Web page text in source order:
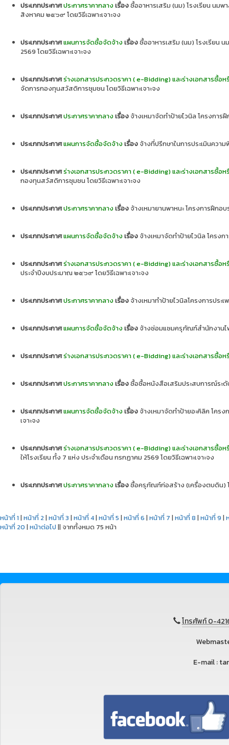
ประเภทประกาศประกาศราคากลางเรื่องซื้ออาหารเสริม (นม) โรงเรียน นม
สิงหาคม ๒๕๖๙ โดยวิธีเฉพาะเจาะจง
ประเภทประกาศแผนการจัดซื้อจัดจ้างเรื่องซื้ออาหารเสริม (นม) โรงเรียน
2569 โดยวิธีเฉพาะเจาะจง
ประเภทประกาศร่างเอกสารประกวดราคา ( e-Bidding) และร่างเอกสารซื้อ
จัดการกองทุนสวัสดิการชุมชน โดยวิธีเฉพาะเจาะจง
ประเภทประกาศประกาศราคากลางเรื่อง จ้างเหมาจัดทำป้ายไวนิล โครงกา
ประเภทประกาศแผนการจัดซื้อจัดจ้างเรื่อง จ้างที่ปรึกษาในการประเมินควา
ประเภทประกาศร่างเอกสารประกวดราคา ( e-Bidding) และร่างเอกสารซื้อ
กองทุนสวัสดิการชุมชน โดยวิธีเฉพาะเจาะจง
ประเภทประกาศประกาศราคากลางเรื่อง จ้างเหมายานพาหนะ โครงการฝึก
ประเภทประกาศแผนการจัดซื้อจัดจ้างเรื่อง จ้างเหมาจัดทำป้ายไวนิล โครง
ประเภทประกาศร่างเอกสารประกวดราคา ( e-Bidding) และร่างเอกสารซื้อ
ประจำปีงบประมาณ ๒๕๖๙ โดยวิธีเฉพาะเจาะจง
ประเภทประกาศประกาศราคากลางเรื่อง จ้างเหมาทำป้ายไวนิลโครงการประ
ประเภทประกาศแผนการจัดซื้อจัดจ้างเรื่อง จ้างซ่อมแซมครุภัณฑ์สำนักงานไ
ประเภทประกาศร่างเอกสารประกวดราคา ( e-Bidding) และร่างเอกสารซื้อ
ประเภทประกาศประกาศราคากลางเรื่องซื้อซื้อหนังสือเสริมประสบการณ์ระดั
ประเภทประกาศแผนการจัดซื้อจัดจ้างเรื่อง จ้างเหมาจัดทำป้ายอะคิลิค โคร
เจาะจง
ประเภทประกาศร่างเอกสารประกวดราคา ( e-Bidding) และร่างเอกสารซื้อ
ให้โรงเรียน ทั้ง 7 แห่ง ประจำเดือน กรกฏาคม 2569 โดยวิธีเฉพาะเจาะจง
ประเภทประกาศประกาศราคากลางเรื่องซื้อครุภัณฑ์ก่อสร้าง (เครื่องตบดิน) โ
หน้าที่ 1| หน้าที่ 2| หน้าที่ 3 | หน้าที่ 4| หน้าที่ 5 | หน้าที่ 6 | หน้าที่ 7 | หน้าที่ 8 | หน้าที่ 9|
หน้าที่ 20 | หน้าต่อไป || จากทั้งหมด 75 หน้า
โทรศัพท์ 0-
E-mail :